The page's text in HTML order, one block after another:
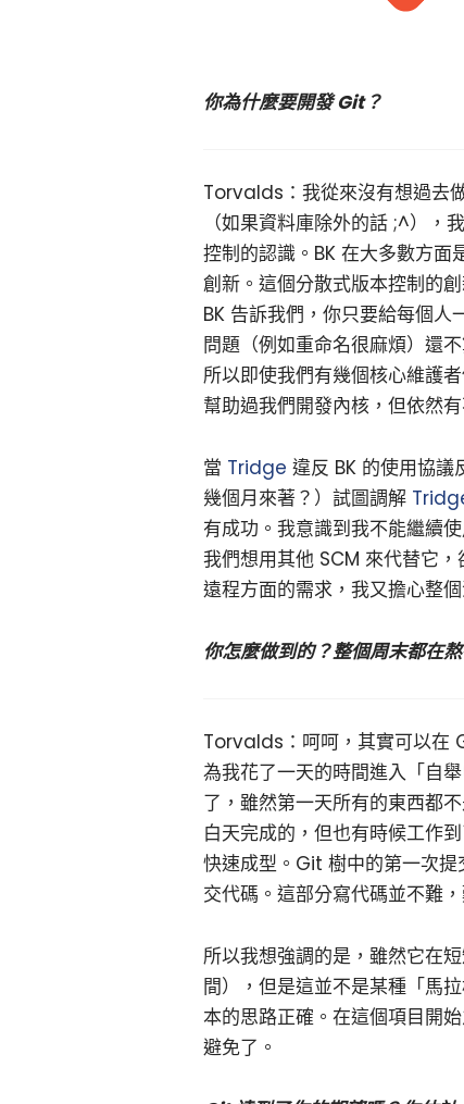
你為什麼要開發 Git？
Torvalds：我從來沒有想過去
（如果資料庫除外的話 ;^）
控制的認識。BK 在大多數方面
創新。這個分散式版本控制的
BK 告訴我們，你只要給每個人
問題（例如重命名很麻煩）還
所以即使我們有幾個核心維護
幫助過我們開發內核，但依然
當 Tridge 違反 BK 的使用協議
幾個月來著？）試圖調解
有成功。我意識到我不能繼續
我們想用其他 SCM 來代替它
遠程方面的需求，我又擔心整
你怎麼做到的？整個周末都在
Torvalds：呵呵，其實可以在
為我花了一天的時間進入「
了，雖然第一天所有的東西都
白天完成的，但也有時候工作
快速成型。Git 樹中的第一次
交代碼。這部分寫代碼並不難
所以我想強調的是，雖然它在
間），但是這並不是某種「馬
本的思路正確。在這個項目開
避免了。